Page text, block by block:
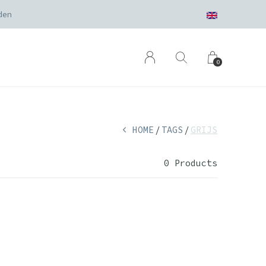
0
HOME TAGS GRIJS
0 Products